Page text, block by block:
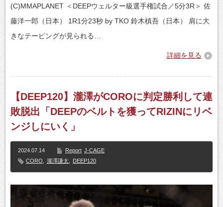
(C)MMAPLANET ＜DEEPウェルター級選手権試合／5分3R＞ 佐
藤洋一郎（日本） 1R1分23秒 by TKO 鈴木槙吾（日本） 肩に大
きなテーピングが見られる…
詳細を見る
【DEEP120】瀧澤がCOROに判定勝利して連
敗脱出「DEEPのベルトを獲ってRIZINにリベ
ンジしにいく」
2024.07.14 Report J-CAGE
CORO
瀧澤謙太 DEEP120